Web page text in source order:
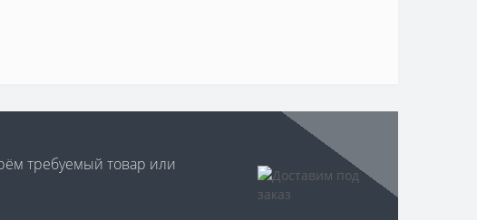
требуемый товар или